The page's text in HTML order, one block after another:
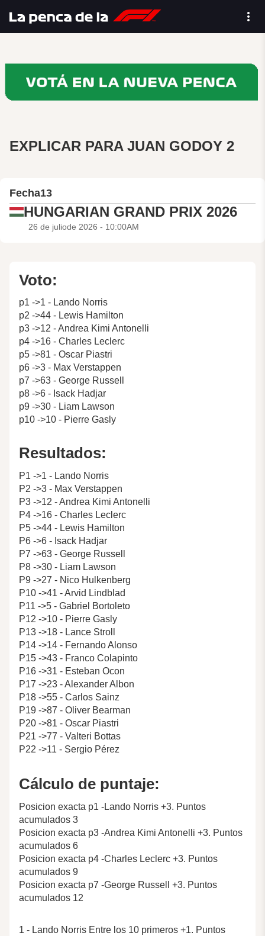
EXPLICAR PARA JUAN GODOY 2
Fecha13
HUNGARIAN GRAND PRIX 2026
26 de juliode 2026 - 10:00AM
Voto:
p1 ->1 - Lando Norris
p2 ->44 - Lewis Hamilton
p3 ->12 - Andrea Kimi Antonelli
p4 ->16 - Charles Leclerc
p5 ->81 - Oscar Piastri
p6 ->3 - Max Verstappen
p7 ->63 - George Russell
p8 ->6 - Isack Hadjar
p9 ->30 - Liam Lawson
p10 ->10 - Pierre Gasly
Resultados:
P1 ->1 - Lando Norris
P2 ->3 - Max Verstappen
P3 ->12 - Andrea Kimi Antonelli
P4 ->16 - Charles Leclerc
P5 ->44 - Lewis Hamilton
P6 ->6 - Isack Hadjar
P7 ->63 - George Russell
P8 ->30 - Liam Lawson
P9 ->27 - Nico Hulkenberg
P10 ->41 - Arvid Lindblad
P11 ->5 - Gabriel Bortoleto
P12 ->10 - Pierre Gasly
P13 ->18 - Lance Stroll
P14 ->14 - Fernando Alonso
P15 ->43 - Franco Colapinto
P16 ->31 - Esteban Ocon
P17 ->23 - Alexander Albon
P18 ->55 - Carlos Sainz
P19 ->87 - Oliver Bearman
P20 ->81 - Oscar Piastri
P21 ->77 - Valteri Bottas
P22 ->11 - Sergio Pérez
Cálculo de puntaje:
Posicion exacta p1 -Lando Norris +3. Puntos
acumulados 3
Posicion exacta p3 -Andrea Kimi Antonelli +3. Puntos
acumulados 6
Posicion exacta p4 -Charles Leclerc +3. Puntos
acumulados 9
Posicion exacta p7 -George Russell +3. Puntos
acumulados 12
1 - Lando Norris Entre los 10 primeros +1. Puntos